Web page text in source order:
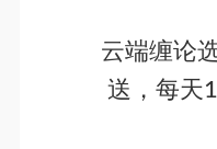
云端缠论
送，每天